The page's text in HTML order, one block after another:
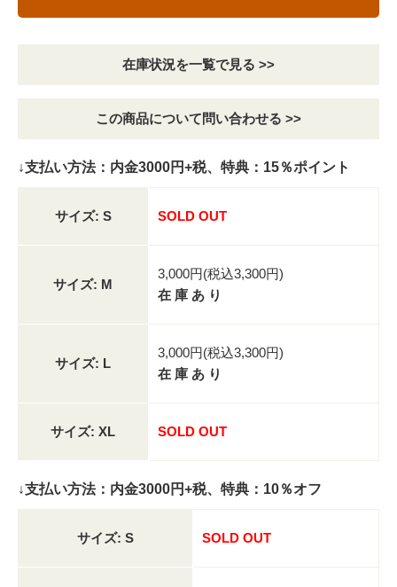
在庫状況を一覧で見る >>
この商品について問い合わせる >>
↓支払い方法：内金3000円+税、特典：15％ポイント
サイズ: S SOLD OUT
サイズ: M
3,000円(税込3,300円)
在 庫 あ り
サイズ: L
3,000円(税込3,300円)
在 庫 あ り
サイズ: XL SOLD OUT
↓支払い方法：内金3000円+税、特典：10％オフ
サイズ: S SOLD OUT